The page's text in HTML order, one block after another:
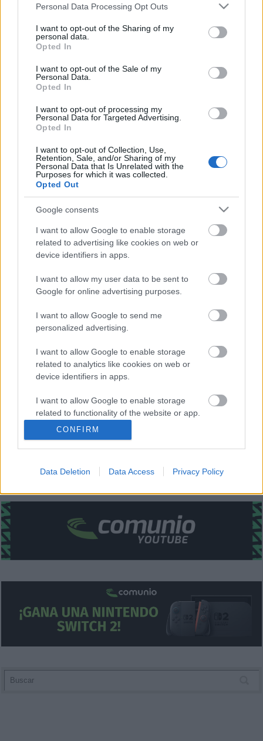
Please note that this website/app uses one or more Google
not limited to your visit or usage behaviour. You may click to
grant or deny consent to Google and its third-party tags to
use your data for below specified purposes in below Google
consent section.
Personal Data Processing Opt Outs
I want to opt-out of the Sharing of my
personal data.
Opted In
I want to opt-out of the Sale of my
Personal Data.
Opted In
I want to opt-out of processing my
Personal Data for Targeted Advertising.
Opted In
I want to opt-out of Collection, Use,
Retention, Sale, and/or Sharing of my
Personal Data that Is Unrelated with the
Purposes for which it was collected.
Opted Out
Google consents
I want to allow Google to enable storage
related to advertising like cookies on web or
device identifiers in apps.
I want to allow my user data to be sent to
Google for online advertising purposes.
I want to allow Google to send me
personalized advertising.
I want to allow Google to enable storage
related to analytics like cookies on web or
device identifiers in apps.
I want to allow Google to enable storage
related to functionality of the website or app.
I want to allow Google to enable storage
related to personalization.
I want to allow Google to enable storage
functionality and fraud prevention, and other
CONFIRM
Data Deletion Data Access Privacy Policy
Posibles modificaciones
: Imanol recupera a Silva y
Sorloth, pero pierde a Oyarzabal por una lesión muscular.
Isak volverá a la titularidad tras recuperarse de su lesión.
Son muchos los jugadores
selecciones. Los repasamos y
analizamos su posible regreso a la
titularidad.
Posible alineación: Reina – Maffeo, Russo, Valjent, Brian
Oliván – Iddrisu Baba, Ruiz de Galarreta, Amath, Kang-In
Lee, Dani Rodríguez – Fer Niño.
Sedlar (rodilla), Jaume Costa (molestias).
Posibles modificaciones
: Jaume Costa es baja y Brian
Oliván entrará en su lugar. Iddrisu Baba, quien llegó el
con el grupo, podría tener descanso si tiene alguna
molestia. En su puesto entrarían Salva Sevilla o Battaglia.
¿Aún no juegas a Comunio? Regístrate, ¡gratis!